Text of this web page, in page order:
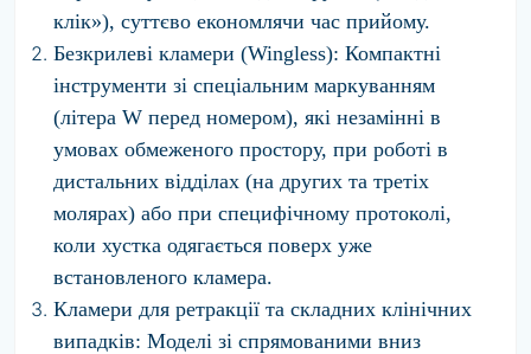
клік»), суттєво економлячи час прийому.
Безкрилеві кламери (Wingless): Компактні
інструменти зі спеціальним маркуванням
(літера W перед номером), які незамінні в
умовах обмеженого простору, при роботі в
дистальних відділах (на других та третіх
молярах) або при специфічному протоколі,
коли хустка одягається поверх уже
встановленого кламера.
Кламери для ретракції та складних клінічних
випадків: Моделі зі спрямованими вниз